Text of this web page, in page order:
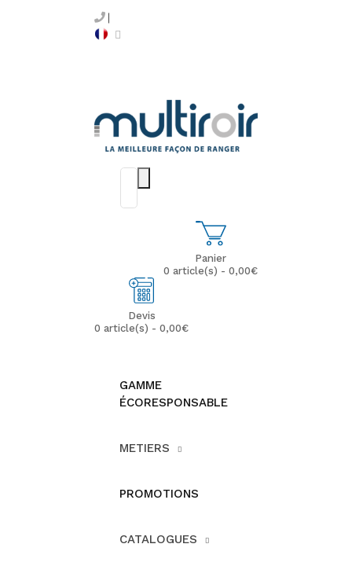
Panier
0 article(s) - 0,00€
Devis
0 article(s) - 0,00€
GAMME
ÉCORESPONSABLE
METIERS
PROMOTIONS
CATALOGUES